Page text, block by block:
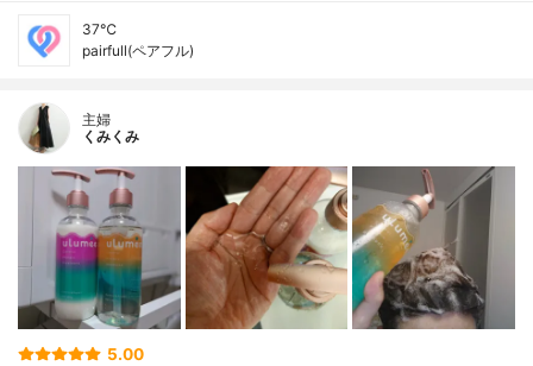
37℃
pairfull(ペアフル)
主婦
くみくみ
5.00